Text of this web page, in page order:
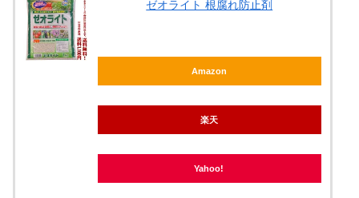
ゼオライト 根腐れ防止剤
Amazon
楽天
Yahoo!